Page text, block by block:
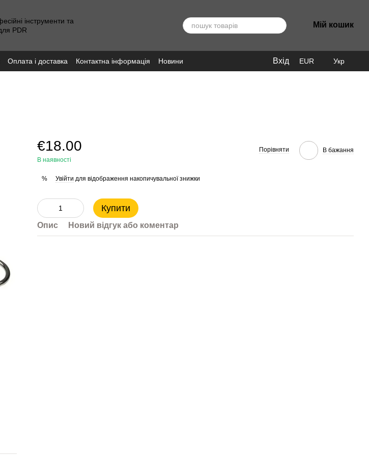
Мій кошик
Оплата і доставка Контактна інформація Новини Вхід EUR Укр
€18.00
В наявності
Порівняти В бажання
% Увійти для відображення накопичувальної знижки
Купити
Опис Новий відгук або коментар